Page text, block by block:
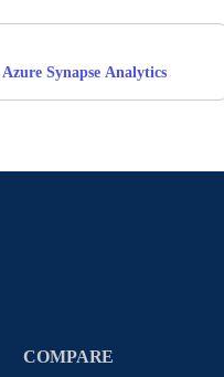
Synapse Analytics
COMPARE